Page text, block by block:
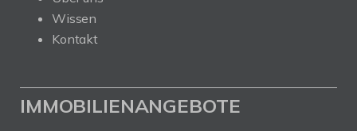
Wissen
Kontakt
IMMOBILIENANGEBOTE